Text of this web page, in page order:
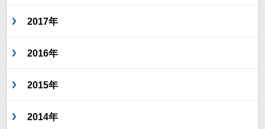
2017年
2016年
2015年
2014年